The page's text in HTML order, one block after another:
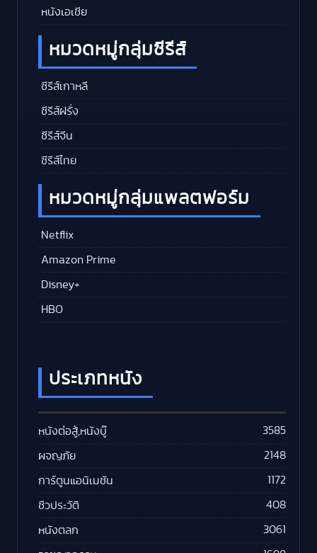
หนังเอเชีย
หมวดหมู่กลุ่มซีรีส์
ซีรีส์เกาหลี
ซีรีส์ฝรั่ง
ซีรีส์จีน
ซีรีส์ไทย
หมวดหมู่กลุ่มแพลตฟอร์ม
Netflix
Amazon Prime
Disney+
HBO
ประเภทหนัง
หนังต่อสู้,หนังบู๊ 3585
ผจญภัย 2148
การ์ตูนแอนิเมชัน 1172
ชีวประวัติ 408
หนังตลก 3061